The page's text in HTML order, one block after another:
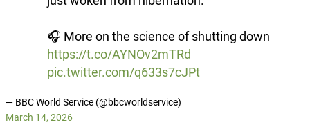
🎧 More on the science of shutting down
https://t.co/AYNOv2mTRd
pic.twitter.com/q633s7cJPt
— BBC World Service (@bbcworldservice)
March 14, 2026